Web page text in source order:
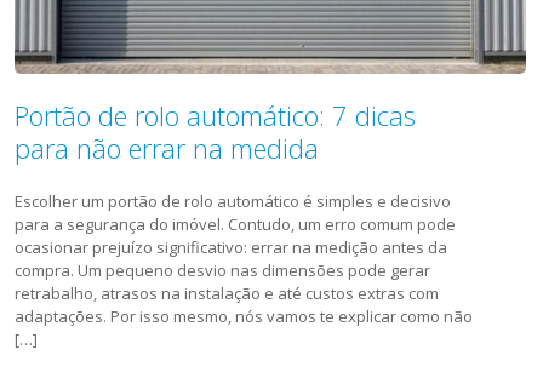
Portão de rolo automático: 7 dicas
para não errar na medida
Escolher um portão de rolo automático é simples e decisivo
para a segurança do imóvel. Contudo, um erro comum pode
ocasionar prejuízo significativo: errar na medição antes da
compra. Um pequeno desvio nas dimensões pode gerar
retrabalho, atrasos na instalação e até custos extras com
adaptações. Por isso mesmo, nós vamos te explicar como não
[…]